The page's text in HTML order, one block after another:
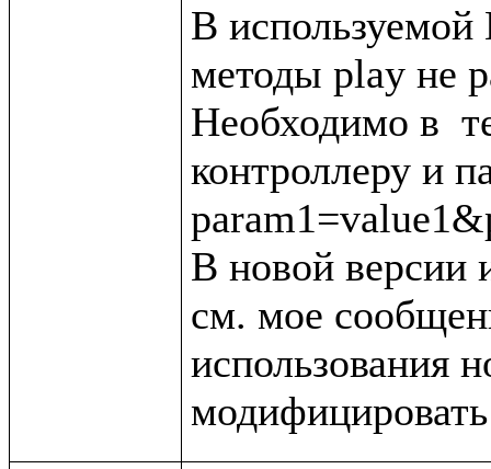
В
методы play не
Необходимо в
контроллеру и
В новой версии
см. мое
использования